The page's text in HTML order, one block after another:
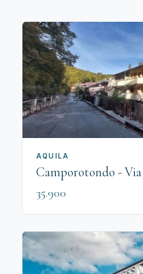
AQUILA
Camporotondo -
35.900